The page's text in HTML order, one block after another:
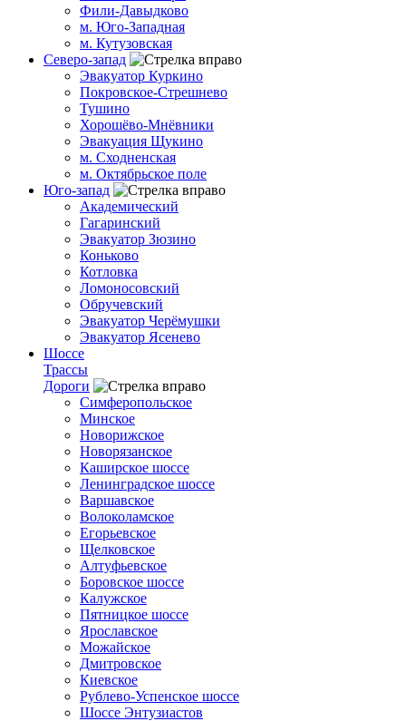
Фили-Давыдково
м. Юго-Западная
м. Кутузовская
Северо-запад
Эвакуатор Куркино
Покровское-Стрешнево
Тушино
Хорошёво-Мнёвники
Эвакуация Щукино
м. Сходненская
м. Октябрьское поле
Юго-запад
Академический
Гагаринский
Эвакуатор Зюзино
Коньково
Котловка
Ломоносовский
Обручевский
Эвакуатор Черёмушки
Эвакуатор Ясенево
Шоссе
Трассы
Дороги
Симферопольское
Минское
Новорижское
Новорязанское
Каширское шоссе
Ленинградское шоссе
Варшавское
Волоколамское
Егорьевское
Щелковское
Алтуфьевское
Боровское шоссе
Калужское
Пятницкое шоссе
Ярославское
Можайское
Дмитровское
Киевское
Рублево-Успенское шоссе
Шоссе Энтузиастов